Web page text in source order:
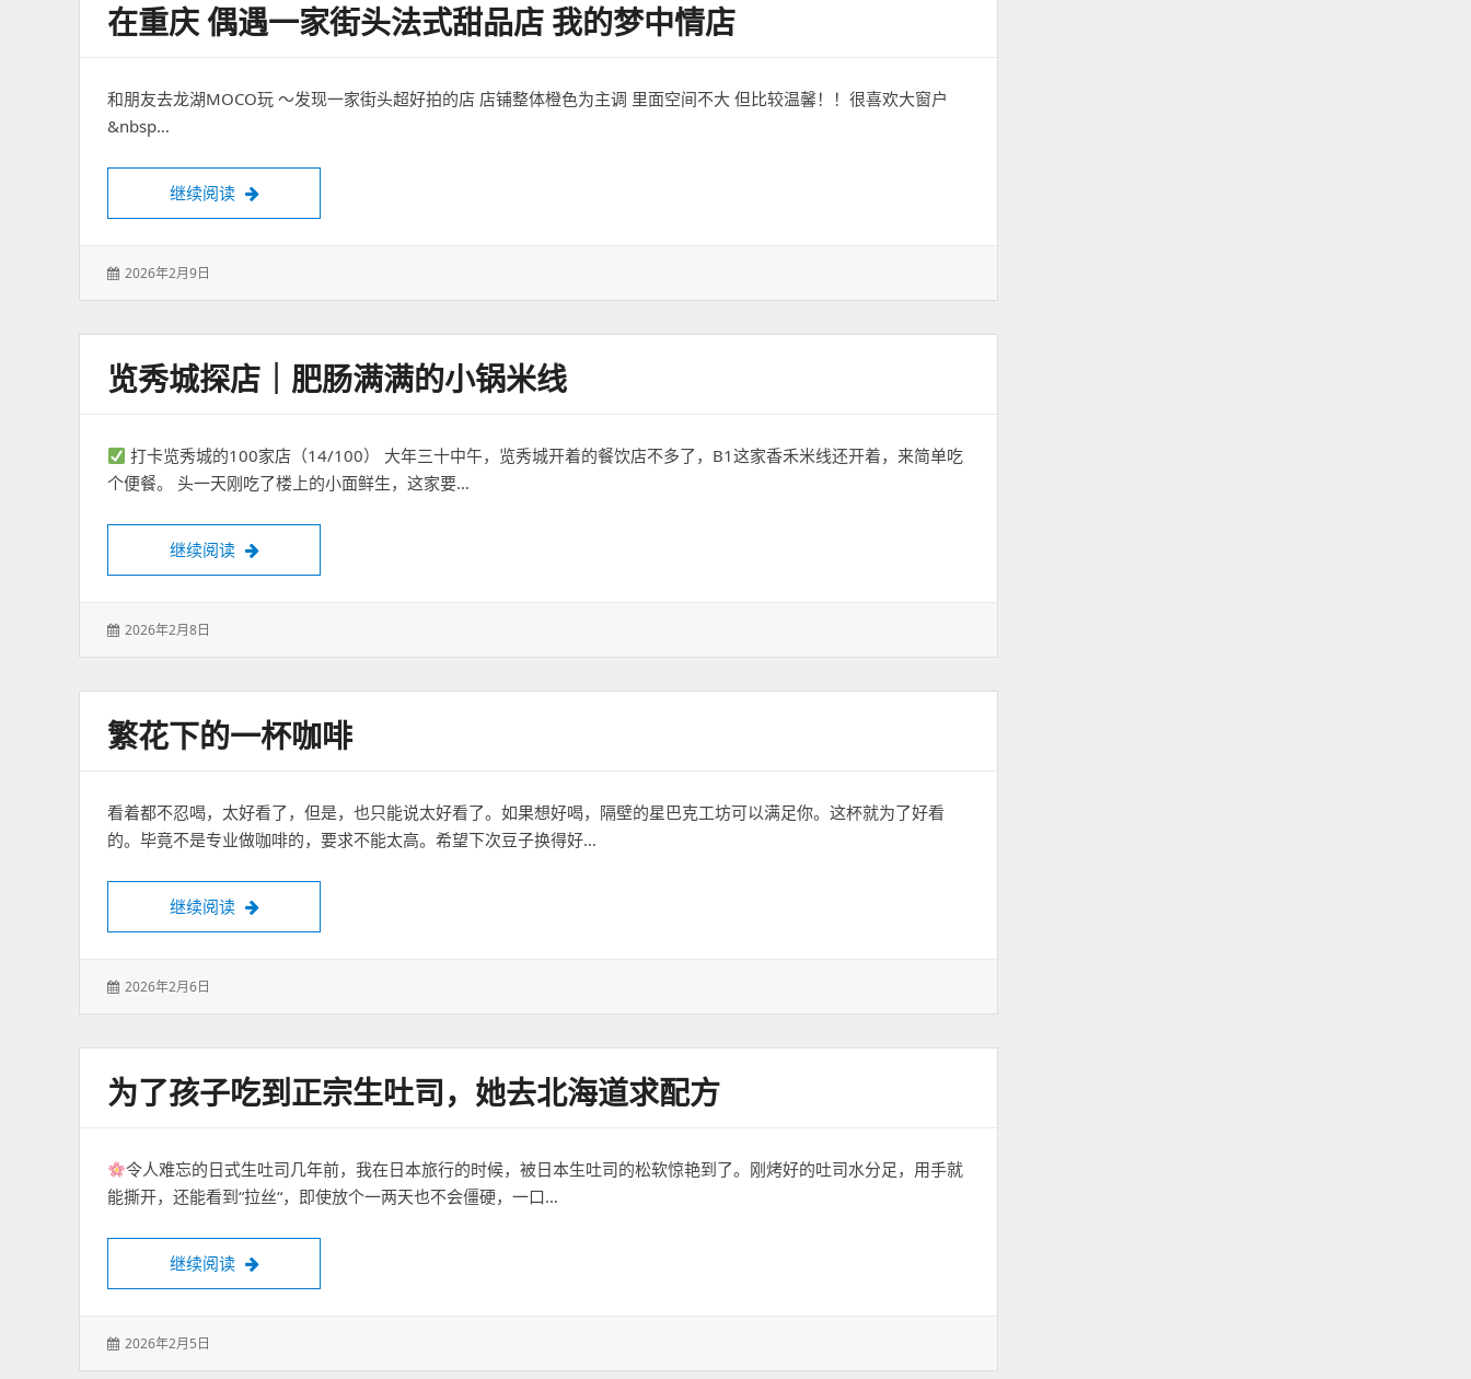
在重庆 偶遇一家街头法式甜品店 我的梦中情店
和朋友去龙湖MOCO玩 ～发现一家街头超好拍的店 店铺整体橙色为主调 里面空间不大 但比较温馨！！很喜欢大窗户
&nbsp…
继续阅读 在重庆 偶遇一家街头法式甜品店 我的梦中情店
发
2026年2月9日
览秀城探店｜肥肠满满的小锅米线
打卡览秀城的100家店（14/100） 大年三十中午，览秀城开着的餐饮店不多了，B1这家香禾米线还开着，来简单吃
个便餐。 头一天刚吃了楼上的小面鲜生，这家要…
继续阅读 览秀城探店｜肥肠满满的小锅米线
发
2026年2月8日
繁花下的一杯咖啡
看着都不忍喝，太好看了，但是，也只能说太好看了。如果想好喝，隔壁的星巴克工坊可以满足你。这杯就为了好看
的。毕竟不是专业做咖啡的，要求不能太高。希望下次豆子换得好…
继续阅读 繁花下的一杯咖啡
发
2026年2月6日
为了孩子吃到正宗生吐司，她去北海道求配方
令人难忘的日式生吐司几年前，我在日本旅行的时候，被日本生吐司的松软惊艳到了。刚烤好的吐司水分足，用手就
能撕开，还能看到“拉丝“，即使放个一两天也不会僵硬，一口…
继续阅读 为了孩子吃到正宗生吐司，她去北海道求配方
发
2026年2月5日